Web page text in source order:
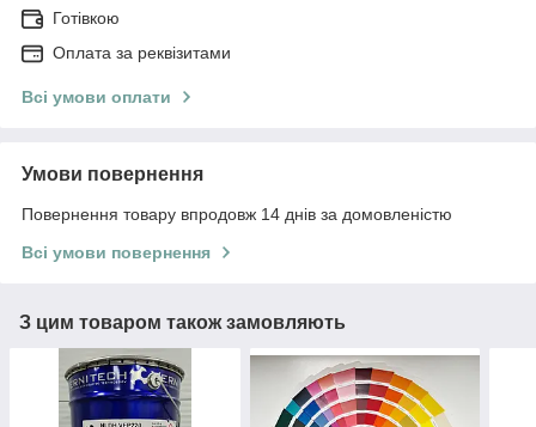
Готівкою
Оплата за реквізитами
Всі умови оплати
Умови повернення
Повернення товару впродовж 14 днів за домовленістю
Всі умови повернення
З цим товаром також замовляють